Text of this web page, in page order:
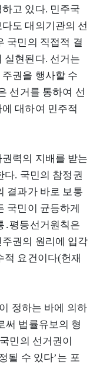
고 있다. 민주국
도 대의기관의 선
국민의 직접적 결
실현된다. 선거는
권을 행사할 수
선거를 통하여 선
대하여 민주적
력의 지배를 받는
다. 국민의 참정권
결과가 바로 보통
국민이 균등하게
․평등선거원칙은
권의 원리에 입각
적 요건이다(헌재
정하는 바에 의하
써 법률유보의 형
민의 선거권이
될 수 있다’는 포